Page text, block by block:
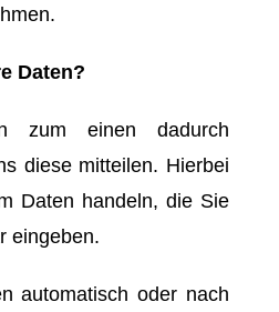
Daten?
zum einen dadurch
diese mitteilen. Hierbei
Daten handeln, die Sie
eingeben.
automatisch oder nach